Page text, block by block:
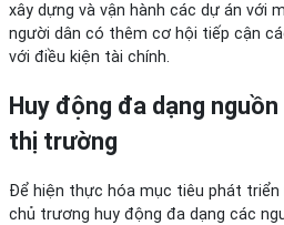
xây dựng và vận hành các dự án với
người dân có thêm cơ hội tiếp cận
với điều kiện tài chính.
Huy động đa dạng
thị trường
Để hiện thực hóa mục tiêu phát triển
chủ trương huy động đa dạng các